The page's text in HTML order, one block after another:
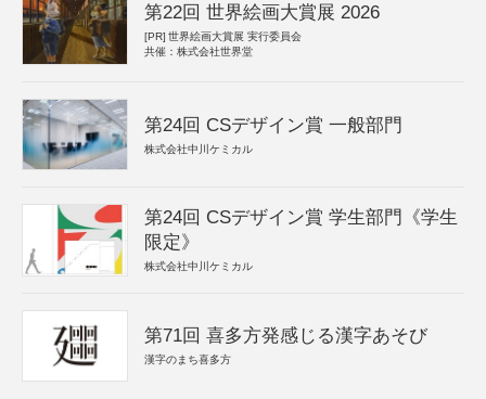
第22回 世界絵画大賞展 2026
[PR] 世界絵画大賞展 実行委員会
共催：株式会社世界堂
第24回 CSデザイン賞 一般部門
株式会社中川ケミカル
第24回 CSデザイン賞 学生部門《学生
限定》
株式会社中川ケミカル
第71回 喜多方発感じる漢字あそび
漢字のまち喜多方